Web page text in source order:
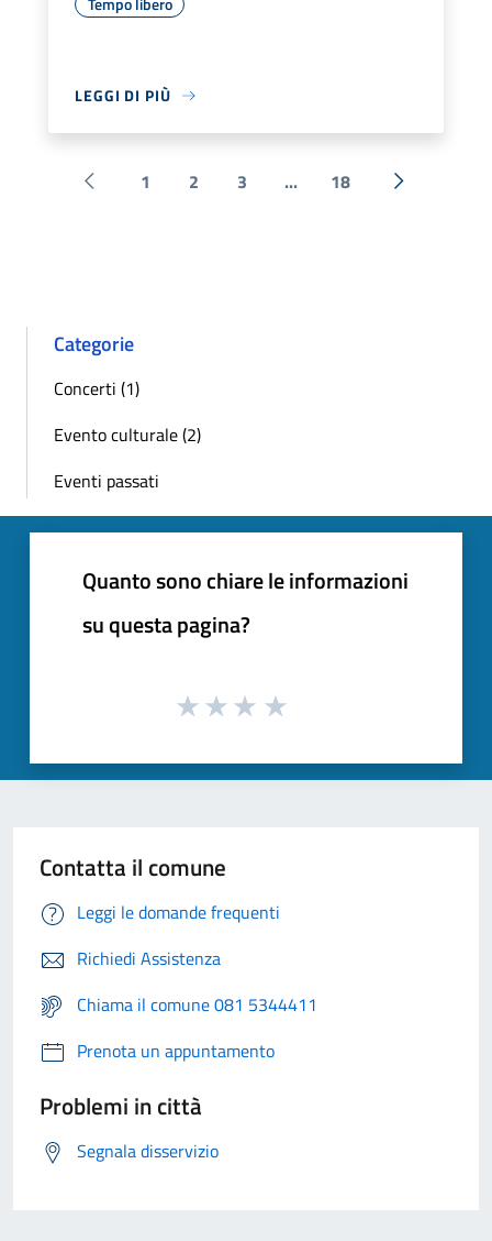
LEGGI DI PIÙ
Pagina precedente
1 2 3 ... 18 Successiva
Categorie
Concerti (1)
Evento culturale (2)
Eventi passati
Quanto sono chiare le informazioni
su questa pagina?
Contatta il comune
Leggi le domande frequenti
Richiedi Assistenza
Chiama il comune 081 5344411
Prenota un appuntamento
Problemi in città
Segnala disservizio